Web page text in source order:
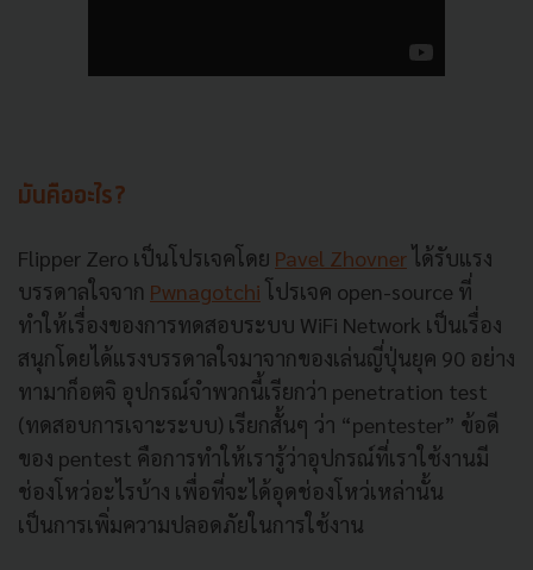
มันคืออะไร?
Flipper Zero เป็นโปรเจคโดย Pavel Zhovnerได้รับแรง
บรรดาลใจจาก Pwnagotchi โปรเจค open-source ที่
ทำให้เรื่องของการทดสอบระบบ WiFi Network เป็นเรื่อง
สนุกโดยได้แรงบรรดาลใจมาจากของเล่นญี่ปุ่นยุค 90 อย่าง
ทามาก็อตจิ อุปกรณ์จำพวกนี้เรียกว่า penetration test
(ทดสอบการเจาะระบบ) เรียกสั้นๆ ว่า “pentester” ข้อดี
ของ pentest คือการทำให้เรารู้ว่าอุปกรณ์ที่เราใช้งานมี
ช่องโหว่อะไรบ้าง เพื่อที่จะได้อุดช่องโหว่เหล่านั้น
เป็นการเพิ่มความปลอดภัยในการใช้งาน